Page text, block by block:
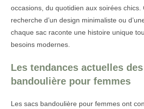
occasions, du quotidien aux soirées chics.
recherche d’un design minimaliste ou
chaque sac raconte une histoire unique
besoins modernes.
Les tendances actuelles
bandoulière pour femmes
Les sacs bandoulière pour femmes ont